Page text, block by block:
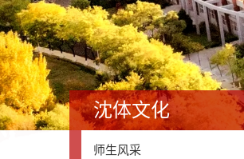
沈体文化
师生风采